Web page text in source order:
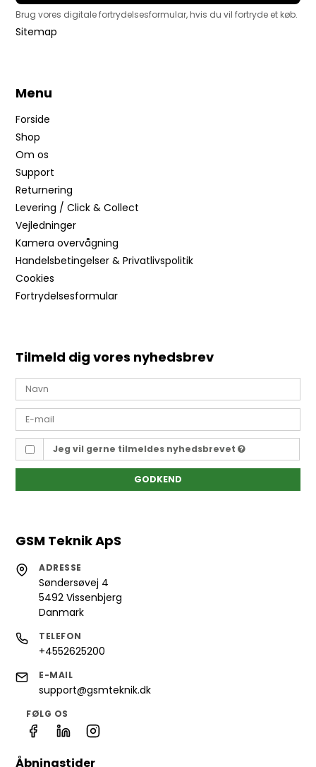
Brug vores digitale fortrydelsesformular, hvis du vil fortryde et køb.
Sitemap
Menu
Forside
Shop
Om os
Support
Returnering
Levering / Click & Collect
Vejledninger
Kamera overvågning
Handelsbetingelser & Privatlivspolitik
Cookies
Fortrydelsesformular
Tilmeld dig vores nyhedsbrev
Jeg vil gerne tilmeldes nyhedsbrevet
GODKEND
GSM Teknik ApS
ADRESSE
Søndersøvej 4
5492 Vissenbjerg
Danmark
TELEFON
+4552625200
E-MAIL
support@gsmteknik.dk
FØLG OS
Åbningstider